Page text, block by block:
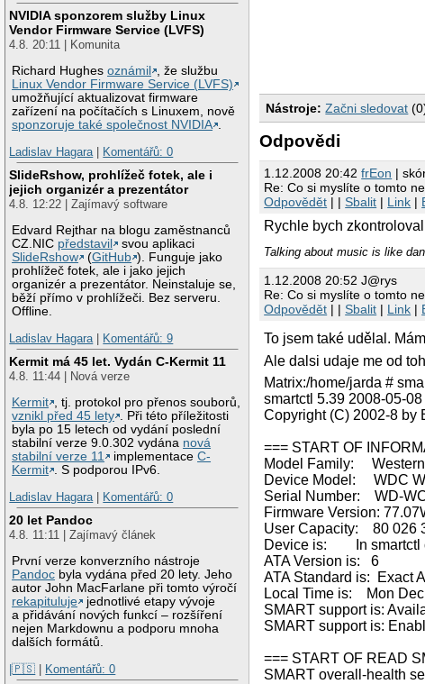
NVIDIA sponzorem služby Linux
Vendor Firmware Service (LVFS)
4.8. 20:11 | Komunita
Richard Hughesoznámil
, že službu
Linux Vendor Firmware Service (LVFS)
umožňující aktualizovat firmware
zařízení na počítačích s Linuxem, nově
sponzoruje také společnost NVIDIA .
Ladislav Hagara | Komentářů: 0
SlideRshow, prohlížeč fotek, ale i
jejich organizér a prezentátor
4.8. 12:22 | Zajímavý software
Edvard Rejthar na blogu zaměstnanců
CZ.NIC představil
svou aplikaci
SlideRshow
(GitHub ). Funguje jako
prohlížeč fotek, ale i jako jejich
organizér a prezentátor. Neinstaluje se,
běží přímo v prohlížeči. Bez serveru.
Offline.
Ladislav Hagara | Komentářů: 9
Kermit má 45 let. Vydán C-Kermit 11
4.8. 11:44 | Nová verze
Kermit , tj. protokol pro přenos souborů,
vznikl před 45 lety . Při této příležitosti
byla po 15 letech od vydání poslední
stabilní verze 9.0.302 vydána nová
stabilní verze 11
implementaceC-
Kermit . S podporou IPv6.
Ladislav Hagara | Komentářů: 0
20 let Pandoc
4.8. 11:11 | Zajímavý článek
První verze konverzního nástroje
Pandoc byla vydána před 20 lety. Jeho
autor John MacFarlane při tomto výročí
rekapituluje
jednotlivé etapy vývoje
a přidávání nových funkcí – rozšíření
nejen Markdownu a podporu mnoha
dalších formátů.
|🇵🇸 | Komentářů: 0
Nástroje: Začni sledovat
Odpovědi
1.12.2008 20:42frEon |
Re: Co si myslíte o tomto
Odpovědět | |Sbalit | Link |
Rychle bych
Talking about music is like
1.12.2008 20:52 J@rys
Re: Co si myslíte o tomto
Odpovědět | |Sbalit | Link |
To jsem také udělal.
Ale dalsi udaje me od
Matrix:/home/jarda #
smartctl 5.39 2008-05-
Copyright (C) 2002-8 by
=== START OF
Model Family:
Device Model: WDC
Serial Number: WD-
Firmware Version:
User Capacity: 80 026
Device is: In smartctl
ATA Version is: 6
ATA Standard is: Exact
Local Time is: Mon
SMART support is:
SMART support is:
=== START OF READ
SMART overall-health